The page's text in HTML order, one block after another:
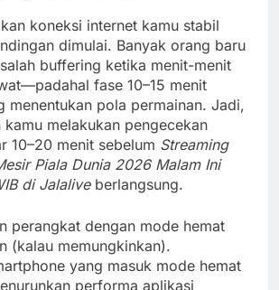
koneksi internet kamu stabil
dimulai. Banyak orang baru
buffering ketika menit-menit
fase 10–15 menit
menentukan pola permainan. Jadi,
kamu melakukan pengecekan
10–20 menit sebelum Streaming
Piala Dunia 2026 Malam Ini
di Jalaliveberlangsung.
perangkat dengan mode hemat
(kalau memungkinkan).
yang masuk mode hemat
performa aplikasi